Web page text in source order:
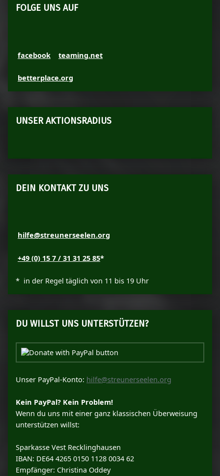
FOLGE UNS AUF
facebook teaming.net
betterplace.org
UNSER AKTIONSRADIUS
DEIN KONTAKT ZU UNS
hilfe@streunerseelen.org
+49 (0) 15 7 / 31 31 25 85*
* in der Regel täglich von 11 bis 19 Uhr
DU WILLST UNS UNTERSTÜTZEN?
Unser PayPal-Konto: hilfe@streunerseelen.org
Kein PayPal? Kein Problem!
Wenn du uns mit einer ganz klassischen Überweisung
unterstützen willst:
Sparkasse Vest Recklinghausen
IBAN: DE64 4265 0150 1128 0034 62
Empfänger: Christina Oddey